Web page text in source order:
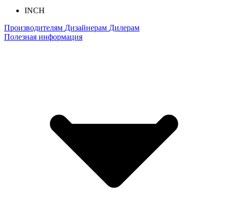
INCH
Производителям Дизайнерам Дилерам
Полезная информация